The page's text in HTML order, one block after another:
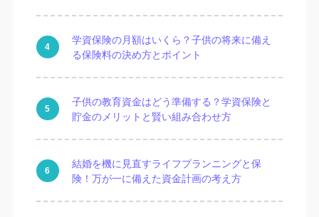
学資保険の月額はいくら？子供の将来に備え
る保険料の決め方とポイント
子供の教育資金はどう準備する？学資保険と
貯金のメリットと賢い組み合わせ方
結婚を機に見直すライフプランニングと保
険！万が一に備えた資金計画の考え方